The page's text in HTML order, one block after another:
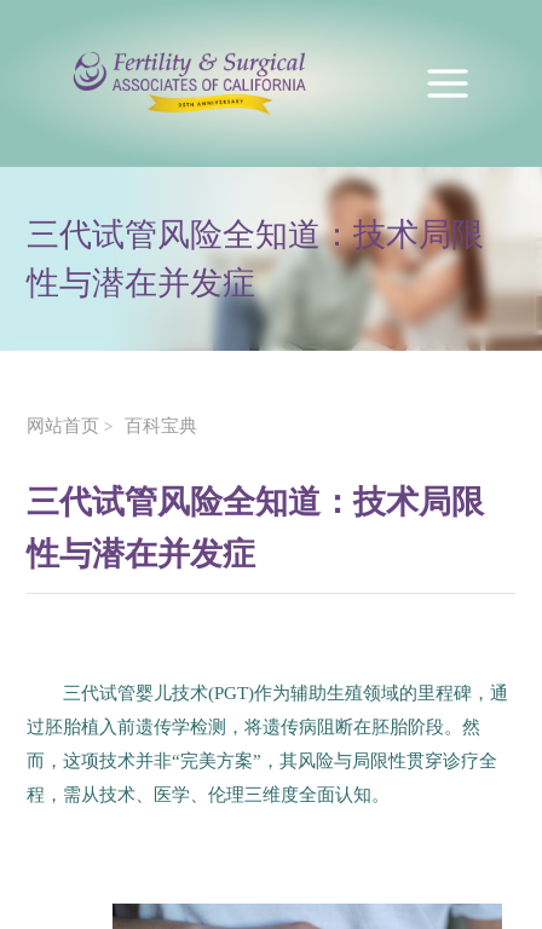
三代试管风险全知道：技术局限
性与潜在并发症
网站首页 > 百科宝典
三代试管风险全知道：技术局限
性与潜在并发症
三代试管婴儿技术(PGT)作为辅助生殖领域的里程碑，通
过胚胎植入前遗传学检测，将遗传病阻断在胚胎阶段。然
而，这项技术并非“完美方案”，其风险与局限性贯穿诊疗全
程，需从技术、医学、伦理三维度全面认知。